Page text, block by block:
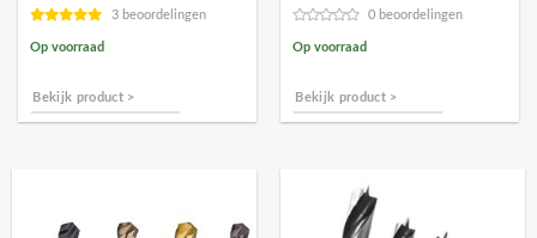
3 beoordelingen
Op voorraad
Bekijk product >
0 beoordelingen
Op voorraad
Bekijk product >